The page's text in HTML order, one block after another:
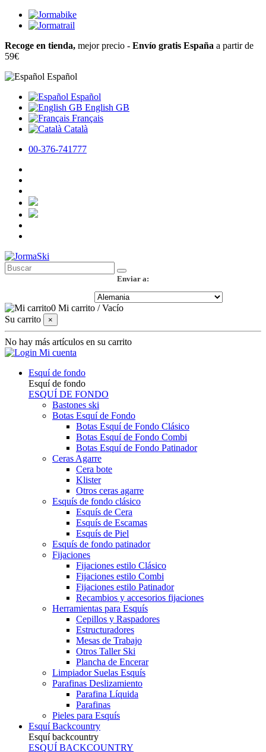
Recoge en tienda, mejor precio - Envío gratis España a partir de
59€
Español
Español
English GB
Français
Català
00-376-741777
Enviar a:
0 Mi carrito /Vacío
Su carrito
×
No hay más artículos en su carrito
Mi cuenta
Esquí de fondo
Esquí de fondo
ESQUÍ DE FONDO
Bastones ski
Botas Esquí de Fondo
Botas Esquí de Fondo Clásico
Botas Esquí de Fondo Combi
Botas Esquí de Fondo Patinador
Ceras Agarre
Cera bote
Klister
Otros ceras agarre
Esquís de fondo clásico
Esquís de Cera
Esquís de Escamas
Esquís de Piel
Esquís de fondo patinador
Fijaciones
Fijaciones estilo Clásico
Fijaciones estilo Combi
Fijaciones estilo Patinador
Recambios y accesorios fijaciones
Herramientas para Esquís
Cepillos y Raspadores
Estructuradores
Mesas de Trabajo
Otros Taller Ski
Plancha de Encerar
Limpiador Suelas Esquís
Parafinas Deslizamiento
Parafina Líquida
Parafinas
Pieles para Esquís
Esquí Backcountry
Esquí backcountry
ESQUÍ BACKCOUNTRY